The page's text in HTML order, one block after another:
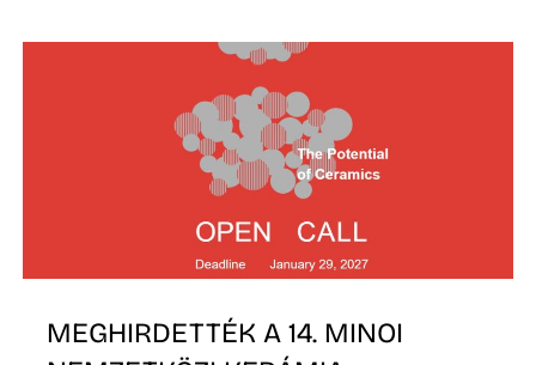
MEGHIRDETTÉK A 14. MINOI